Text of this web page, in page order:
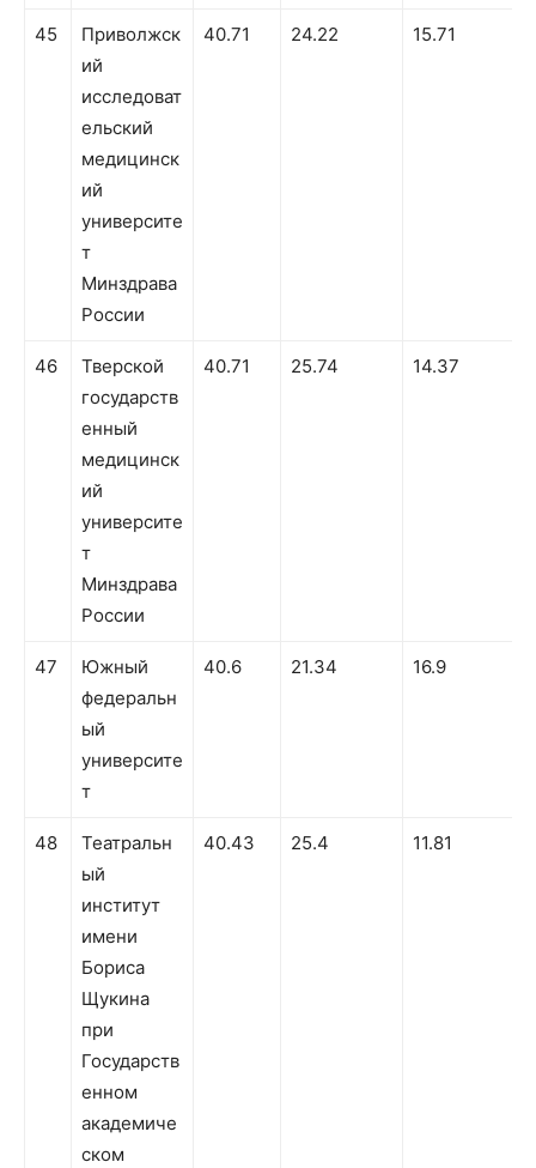
45
Приволжск
ий
исследоват
ельский
медицинск
ий
университе
т
Минздрава
России
40.71 24.22 15.71
46
Тверской
государств
енный
медицинск
ий
университе
т
Минздрава
России
40.71 25.74 14.37
47
Южный
федеральн
ый
университе
т
40.6 21.34 16.9
48
Театральн
ый
институт
имени
Бориса
Щукина
при
Государств
енном
академиче
ском
40.43 25.4 11.81